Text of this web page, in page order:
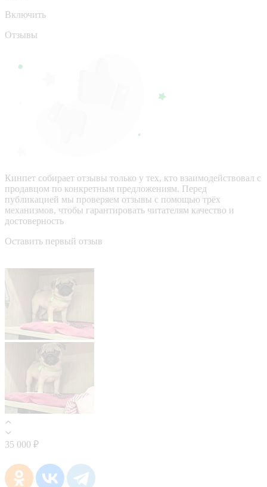
Включить
Отзывы
Кинпет собирает отзывы только у тех, кто взаимодействовал с
продавцом по конкретным предложениям. Перед
публикацией мы проверяем отзывы с помощью трёх
механизмов, чтобы гарантировать читателям качество и
достоверность
Оставить первый отзыв
35 000 ₽